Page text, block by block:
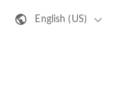
English (US)